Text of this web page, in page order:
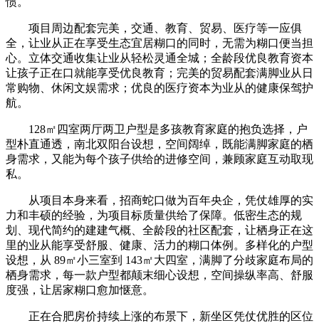
项目周边配套完美，交通、教育、贸易、医疗等一应俱
全，让业从正在享受生态宜居糊口的同时，无需为糊口便当担
心。立体交通收集让业从轻松灵通全城；全龄段优良教育资本
让孩子正在口就能享受优良教育；完美的贸易配套满脚业从日
常购物、休闲文娱需求；优良的医疗资本为业从的健康保驾护
航。
128㎡四室两厅两卫户型是多孩教育家庭的抱负选择，户
型朴直通透，南北双阳台设想，空间阔绰，既能满脚家庭的栖
身需求，又能为每个孩子供给的进修空间，兼顾家庭互动取现
私。
从项目本身来看，招商蛇口做为百年央企，凭仗雄厚的实
力和丰硕的经验，为项目标质量供给了保障。低密生态的规
划、现代简约的建建气概、全龄段的社区配套，让栖身正在这
里的业从能享受舒服、健康、活力的糊口体例。多样化的户型
设想，从 89㎡小三室到 143㎡大四室，满脚了分歧家庭布局的
栖身需求，每一款户型都颠末细心设想，空间操纵率高、舒服
度强，让居家糊口愈加惬意。
正在合肥房价持续上涨的布景下，新坐区凭仗优胜的区位